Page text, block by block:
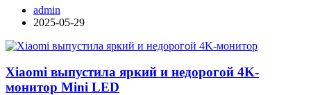
admin
2025-05-29
Xiaomi выпустила яркий и недорогой 4K-
монитор Mini LED